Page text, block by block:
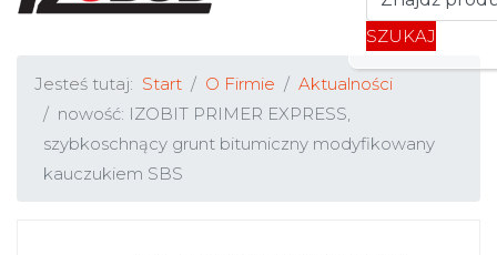
Jesteś tutaj: Start O Firmie
Aktualności
nowość: IZOBIT PRIMER EXPRESS,
szybkoschnący grunt bitumiczny modyfikowany
kauczukiem SBS
SZUKAJ